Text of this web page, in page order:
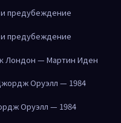
предубеждение
предубеждение
Лондон — Мартин Иден
Оруэлл — 1984
Оруэлл — 1984